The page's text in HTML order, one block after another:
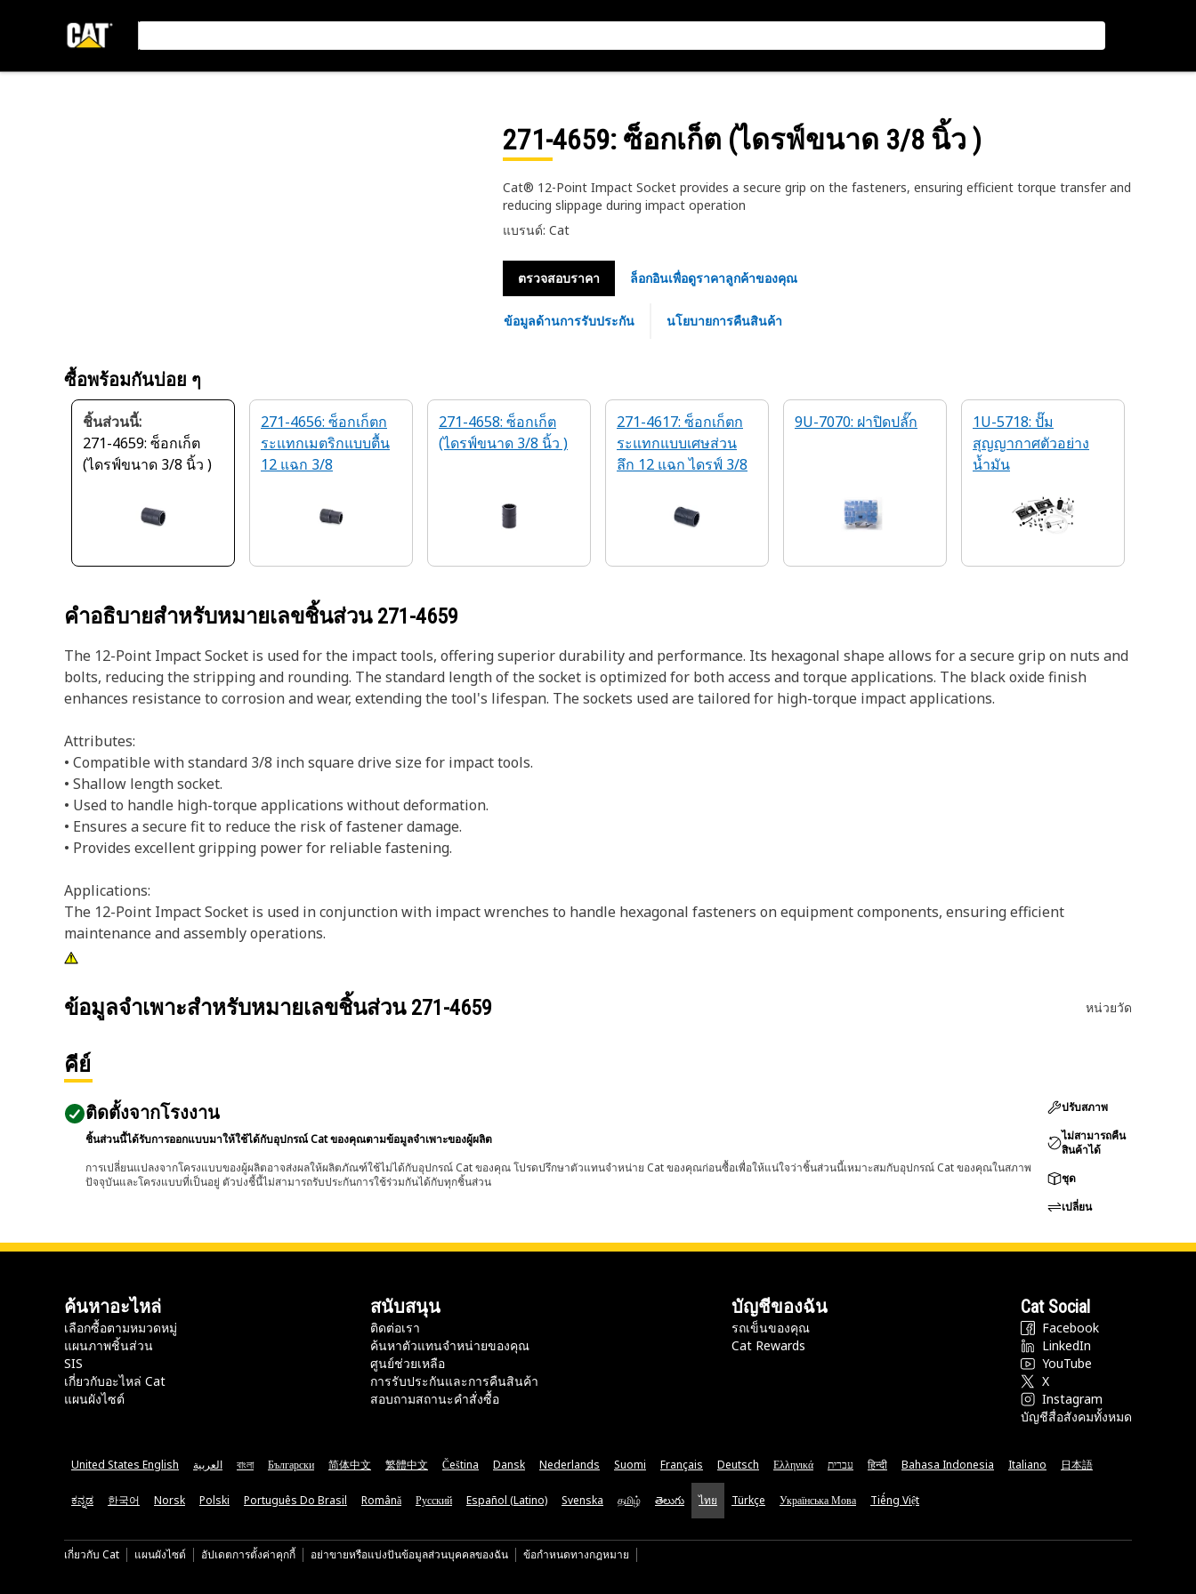
271-4659: ซ็อกเก็ต (ไดรฟ์ขนาด 3/8 นิ้ว )
Cat® 12-Point Impact Socket provides a secure grip on the fasteners, ensuring efficient torque transfer and
reducing slippage during impact operation
แบรนด์: Cat
ตรวจสอบราคา ล็อกอินเพื่อดูราคาลูกค้าของคุณ
ข้อมูลด้านการรับประกัน นโยบายการคืนสินค้า
ซื้อพร้อมกันบ่อย ๆ
ชิ้นส่วนนี้:
271-4659: ซ็อกเก็ต
(ไดรฟ์ขนาด 3/8 นิ้ว )
271-4656: ซ็อกเก็ตก
ระแทกเมตริกแบบตื้น
12 แฉก 3/8
271-4658: ซ็อกเก็ต
(ไดรฟ์ขนาด 3/8 นิ้ว )
271-4617: ซ็อกเก็ตก
ระแทกแบบเศษส่วน
ลึก 12 แฉก ไดรฟ์ 3/8
9U-7070: ฝาปิดปลั๊ก
1U-5718: ปั๊ม
สุญญากาศตัวอย่าง
น้ำมัน
คำอธิบายสำหรับหมายเลขชิ้นส่วน 271-4659
The 12-Point Impact Socket is used for the impact tools, offering superior durability and performance. Its hexagonal shape allows for a secure grip on nuts and
bolts, reducing the stripping and rounding. The standard length of the socket is optimized for both access and torque applications. The black oxide finish
enhances resistance to corrosion and wear, extending the tool's lifespan. The sockets used are tailored for high-torque impact applications.
Attributes:
• Compatible with standard 3/8 inch square drive size for impact tools.
• Shallow length socket.
• Used to handle high-torque applications without deformation.
• Ensures a secure fit to reduce the risk of fastener damage.
• Provides excellent gripping power for reliable fastening.
Applications:
The 12-Point Impact Socket is used in conjunction with impact wrenches to handle hexagonal fasteners on equipment components, ensuring efficient
maintenance and assembly operations.
ข้อมูลจำเพาะสำหรับหมายเลขชิ้นส่วน 271-4659 หน่วยวัด
คีย์
ติดตั้งจากโรงงาน
ชิ้นส่วนนี้ได้รับการออกแบบมาให้ใช้ได้กับอุปกรณ์ Cat ของคุณตามข้อมูลจำเพาะของผู้ผลิต
การเปลี่ยนแปลงจากโครงแบบของผู้ผลิตอาจส่งผลให้ผลิตภัณฑ์ใช้ไม่ได้กับอุปกรณ์ Cat ของคุณ โปรดปรึกษาตัวแทนจำหน่าย Cat ของคุณก่อนซื้อเพื่อให้แน่ใจว่าชิ้นส่วนนี้เหมาะสมกับอุปกรณ์ Cat ของคุณในสภาพ
ปัจจุบันและโครงแบบที่เป็นอยู่ ตัวบ่งชี้นี้ไม่สามารถรับประกันการใช้ร่วมกันได้กับทุกชิ้นส่วน
ปรับสภาพ
ไม่สามารถคืน
สินค้าได้
ชุด
เปลี่ยน
ค้นหาอะไหล่
เลือกซื้อตามหมวดหมู่
แผนภาพชิ้นส่วน
SIS
เกี่ยวกับอะไหล่ Cat
แผนผังไซต์
สนับสนุน
ติดต่อเรา
ค้นหาตัวแทนจำหน่ายของคุณ
ศูนย์ช่วยเหลือ
การรับประกันและการคืนสินค้า
สอบถามสถานะคำสั่งซื้อ
บัญชีของฉัน
รถเข็นของคุณ
Cat Rewards
Cat Social
Facebook
LinkedIn
YouTube
X
Instagram
บัญชีสื่อสังคมทั้งหมด
United States English العربية বাংলা Български 简体中文 繁體中文 Čeština Dansk Nederlands Suomi Français Deutsch Ελληνικά עברית हिन्दी Bahasa Indonesia Italiano 日本語
ಕನ್ನಡ 한국어 Norsk Polski Português Do Brasil Română Русский Español (Latino) Svenska தமிழ் తెలుగు ไทย Türkçe Українська Мова Tiếng Việt
เกี่ยวกับ Cat แผนผังไซต์ อัปเดตการตั้งค่าคุกกี้ อย่าขายหรือแบ่งปันข้อมูลส่วนบุคคลของฉัน ข้อกำหนดทางกฎหมาย